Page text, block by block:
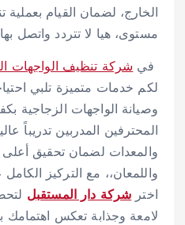
الخارج، لضمان القيام
مستوى، هيا لا تتردد واتصل
في شركة تنظيف الواجهات
لكم خدمات متميزة تلبي
وصيانة الواجهات الزجاجية
المحترفين المدربين تدريباً
والمعدات لضمان تحقيق أعلى
واللمعان،، مع التركيز
اختر شركة دار المستقبل
لامعة وجذابة تعكس اهتمامك